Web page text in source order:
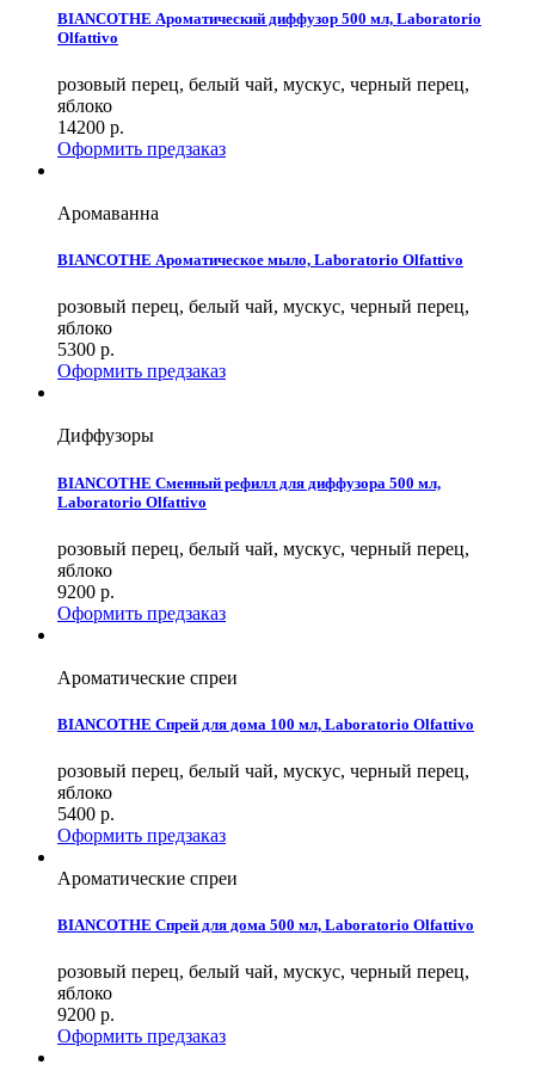
BIANCOTHE Ароматический диффузор 500 мл, Laboratorio
Olfattivo
розовый перец, белый чай, мускус, черный перец,
яблоко
14200 р.
Оформить предзаказ
Аромаванна
BIANCOTHE Ароматическое мыло, Laboratorio Olfattivo
розовый перец, белый чай, мускус, черный перец,
яблоко
5300 р.
Оформить предзаказ
Диффузоры
BIANCOTHE Сменный рефилл для диффузора 500 мл,
Laboratorio Olfattivo
розовый перец, белый чай, мускус, черный перец,
яблоко
9200 р.
Оформить предзаказ
Ароматические спреи
BIANCOTHE Спрей для дома 100 мл, Laboratorio Olfattivo
розовый перец, белый чай, мускус, черный перец,
яблоко
5400 р.
Оформить предзаказ
Ароматические спреи
BIANCOTHE Спрей для дома 500 мл, Laboratorio Olfattivo
розовый перец, белый чай, мускус, черный перец,
яблоко
9200 р.
Оформить предзаказ